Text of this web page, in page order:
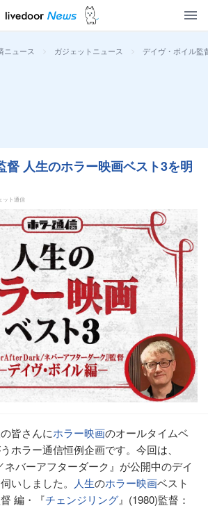
ニュース > ガジェットニュース > デイヴ・ボイル監
督 人生のホラー映画ベスト3を明
ット通信
皆さんにホラー映画のオールタイムベ
ホラー通信恒例企画です。今回は、
ネバーアフターダーク』が公開中のデイ
いしました。 人生のホラー映画ベスト
編・『チェンジリング』(1980)監督：